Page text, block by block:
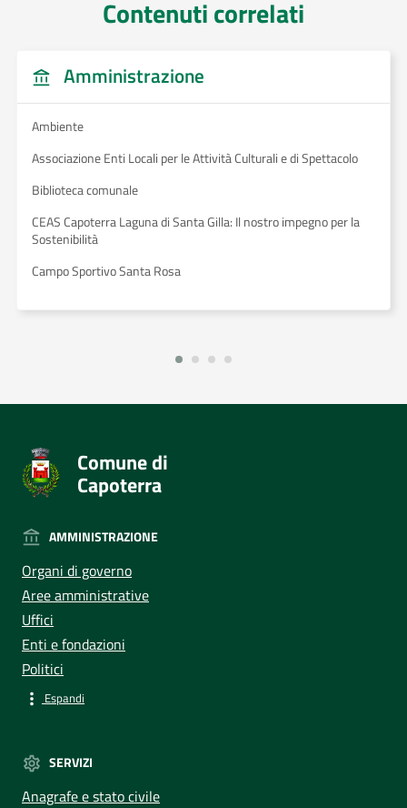
Contenuti correlati
Amministrazione
Ambiente
Associazione Enti Locali per le Attività Culturali e di Spettacolo
Biblioteca comunale
CEAS Capoterra Laguna di Santa Gilla: Il nostro impegno per la
Sostenibilità
Campo Sportivo Santa Rosa
Comune di
Capoterra
AMMINISTRAZIONE
Organi di governo
Aree amministrative
Uffici
Enti e fondazioni
Politici
Espandi
SERVIZI
Anagrafe e stato civile